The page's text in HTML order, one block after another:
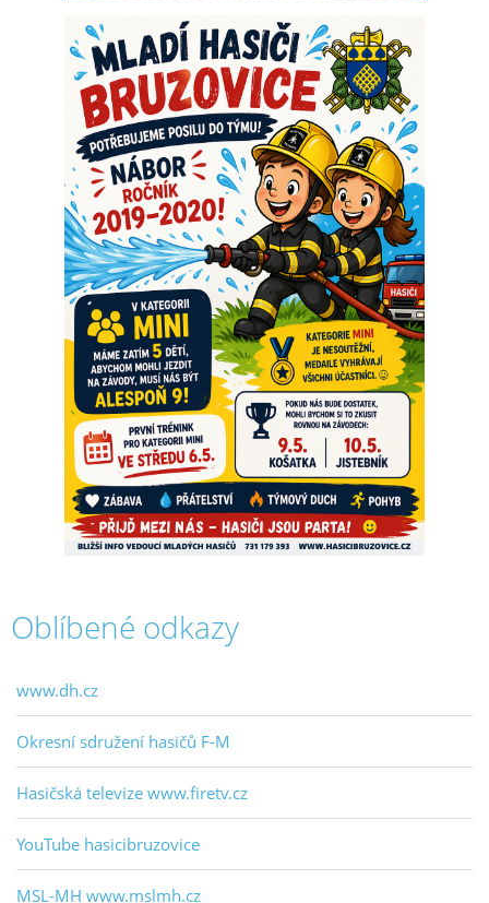
Oblíbené odkazy
www.dh.cz
Okresní sdružení hasičů F-M
Hasičská televize www.firetv.cz
YouTube hasicibruzovice
MSL-MH www.mslmh.cz